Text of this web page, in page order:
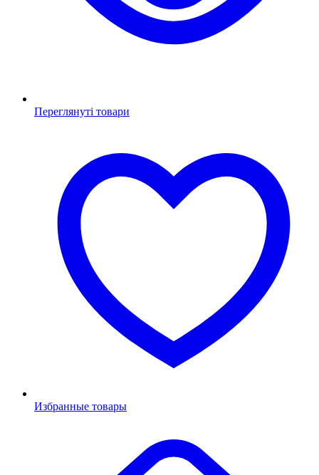
Переглянуті товари
Избранные товары